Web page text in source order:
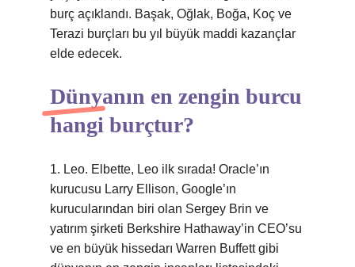
burç açıklandı. Başak, Oğlak, Boğa, Koç ve
Terazi burçları bu yıl büyük maddi kazançlar
elde edecek.
Dünyanın en zengin burcu
hangi burçtur?
1. Leo. Elbette, Leo ilk sırada! Oracle’ın
kurucusu Larry Ellison, Google’ın
kurucularından biri olan Sergey Brin ve
yatırım şirketi Berkshire Hathaway’in CEO’su
ve en büyük hissedarı Warren Buffett gibi